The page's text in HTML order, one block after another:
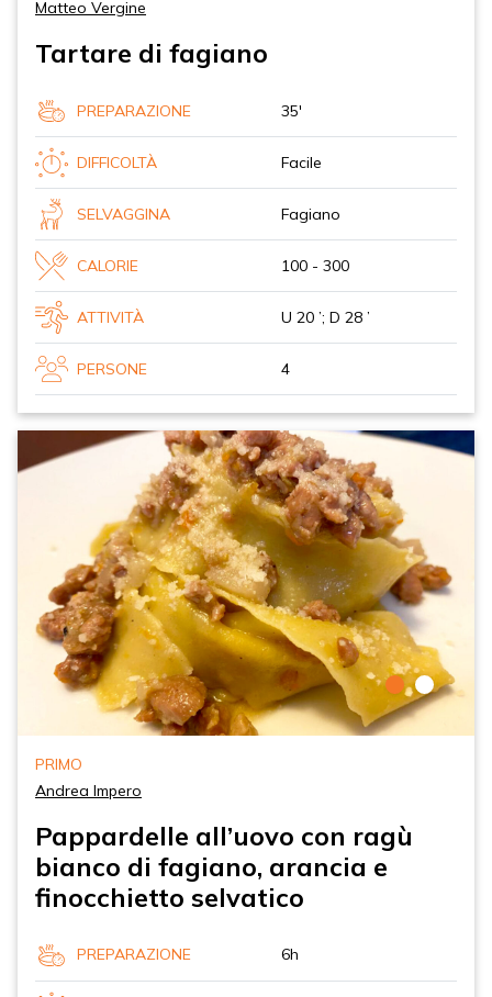
Matteo Vergine
Tartare di fagiano
PREPARAZIONE 35'
DIFFICOLTÀ Facile
SELVAGGINA Fagiano
CALORIE 100 - 300
ATTIVITÀ U 20 ’; D 28 ’
PERSONE 4
PRIMO
Andrea Impero
Pappardelle all’uovo con ragù
bianco di fagiano, arancia e
finocchietto selvatico
PREPARAZIONE 6h